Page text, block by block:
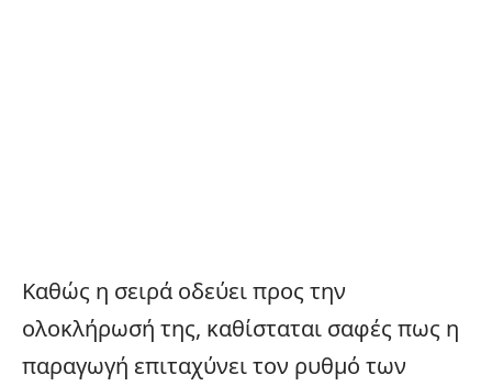
Καθώς η σειρά οδεύει προς την
ολοκλήρωσή της, καθίσταται σαφές πως η
παραγωγή επιταχύνει τον ρυθμό των